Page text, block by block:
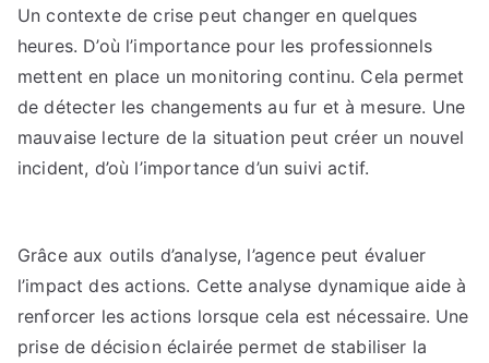
Un contexte de crise peut changer en quelques
heures. D’où l’importance pour les professionnels
mettent en place un monitoring continu. Cela permet
de détecter les changements au fur et à mesure. Une
mauvaise lecture de la situation peut créer un nouvel
incident, d’où l’importance d’un suivi actif.
Grâce aux outils d’analyse, l’agence peut évaluer
l’impact des actions. Cette analyse dynamique aide à
renforcer les actions lorsque cela est nécessaire. Une
prise de décision éclairée permet de stabiliser la